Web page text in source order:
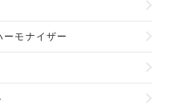
モナイザー